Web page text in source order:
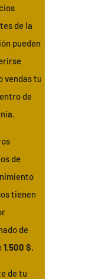
de la
pueden
vendas tu
de
de
tienen
de
1.500 $
de tu